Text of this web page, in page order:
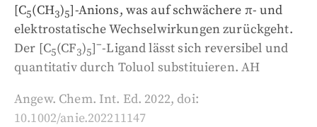
[C5(CH3)5]-Anions, was auf schwächere π- und
elektrostatische Wechselwirkungen zurückgeht.
Der [C5(CF3)5]–-Ligand lässt sich reversibel und
quantitativ durch Toluol substituieren. AH
Angew. Chem. Int. Ed. 2022, doi:
10.1002/anie.202211147